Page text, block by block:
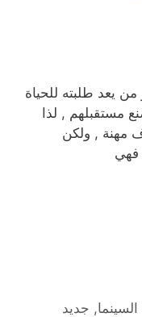
يعد طلبته للحياة
مستقبلهم , لذا
مهنة , ولكن
فهي
السينما, جديد